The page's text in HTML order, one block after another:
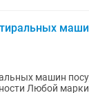
машин